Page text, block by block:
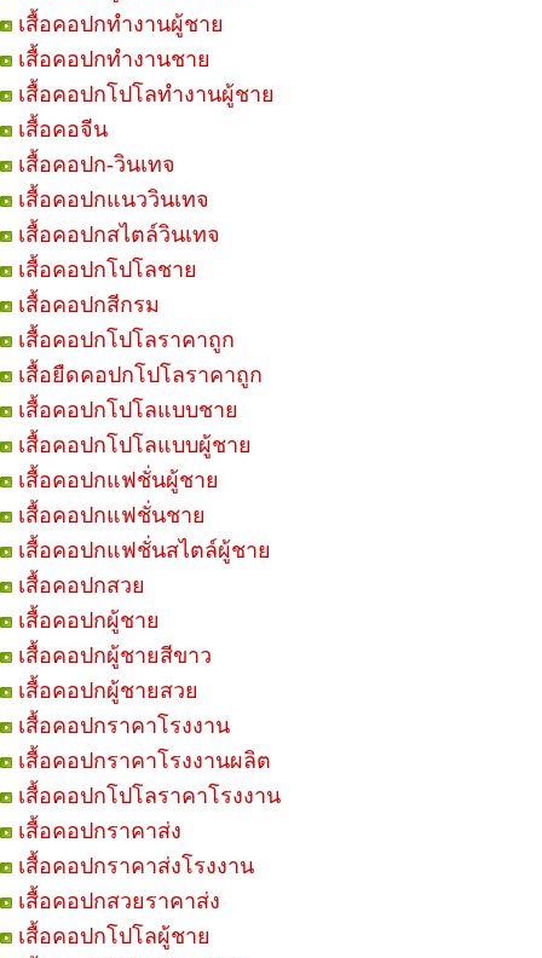
เสื้อคอปกทำงานผู้ชาย
เสื้อคอปกทำงานชาย
เสื้อคอปกโปโลทำงานผู้ชาย
เสื้อคอจีน
เสื้อคอปก-วินเทจ
เสื้อคอปกแนววินเทจ
เสื้อคอปกสไตล์วินเทจ
เสื้อคอปกโปโลชาย
เสื้อคอปกสีกรม
เสื้อคอปกโปโลราคาถูก
เสื้อยืดคอปกโปโลราคาถูก
เสื้อคอปกโปโลแบบชาย
เสื้อคอปกโปโลแบบผู้ชาย
เสื้อคอปกแฟชั่นผู้ชาย
เสื้อคอปกแฟชั่นชาย
เสื้อคอปกแฟชั่นสไตล์ผู้ชาย
เสื้อคอปกสวย
เสื้อคอปกผู้ชาย
เสื้อคอปกผู้ชายสีขาว
เสื้อคอปกผู้ชายสวย
เสื้อคอปกราคาโรงงาน
เสื้อคอปกราคาโรงงานผลิต
เสื้อคอปกโปโลราคาโรงงาน
เสื้อคอปกราคาส่ง
เสื้อคอปกราคาส่งโรงงาน
เสื้อคอปกสวยราคาส่ง
เสื้อคอปกโปโลผู้ชาย